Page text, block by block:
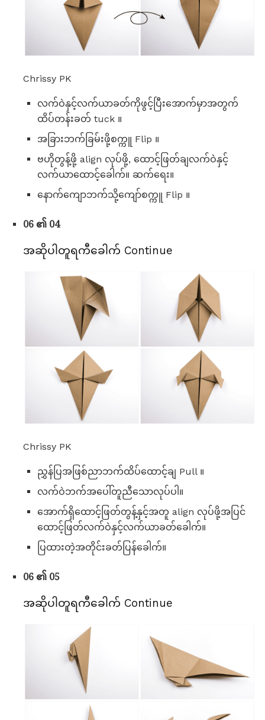
Chrissy PK
လက်ဝဲနှင့်လက်ယာခတ်ကိုဖွင့်ပြီးအောက်မှာအတွက်
ထိပ်တန်းခတ် tuck ။
အခြားဘက်ခြမ်းဖို့စက္ကူ Flip ။
ဗဟိုတွန့်ဖို့ align လုပ်ဖို့, ထောင့်ဖြတ်ချလက်ဝဲနှင့်
လက်ယာထောင့်ခေါက်။ ဆက်ရေး။
နောက်ကျောဘက်သို့ကျော်စက္ကူ Flip ။
06 ၏ 04
အဆိုပါတူရကီခေါက် Continue
Chrissy PK
ညွှန်ပြအဖြစ်ညာဘက်ထိပ်ထောင့်ချ Pull ။
လက်ဝဲဘက်အပေါ်တူညီသောလုပ်ပါ။
အောက်ရှိထောင့်ဖြတ်တွန့်နှင့်အတူ align လုပ်ဖို့အပြင်
ထောင့်ဖြတ်လက်ဝဲနှင့်လက်ယာခတ်ခေါက်။
ပြထားတဲ့အတိုင်းခတ်ပြန်ခေါက်။
06 ၏ 05
အဆိုပါတူရကီခေါက် Continue